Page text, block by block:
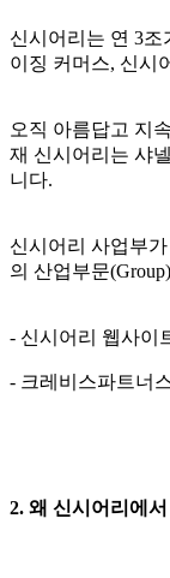
신시어리는 연 3
이징 커머스, 신시
오직 아름답고 지
재 신시어리는 샤
니다.
신시어리 사업부
의 산업부문
- 신시어리 웹사이
- 크레비스파트너
2. 왜 신시어리에